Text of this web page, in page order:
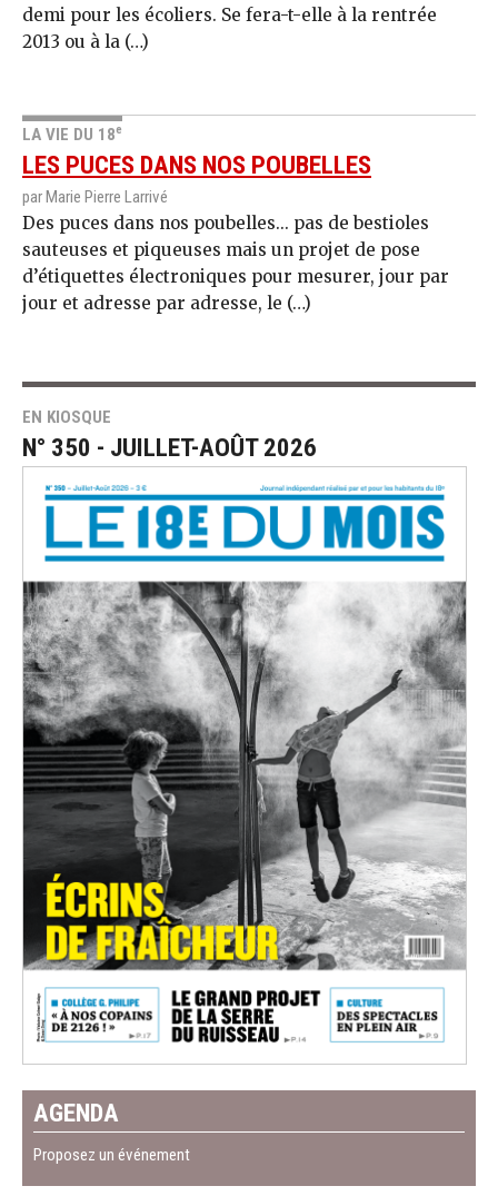
demi pour les écoliers. Se fera-t-elle à la rentrée
2013 ou à la (…)
LA VIE DU 18e
LES PUCES DANS NOS POUBELLES
par Marie Pierre Larrivé
Des puces dans nos poubelles... pas de bestioles
sauteuses et piqueuses mais un projet de pose
d’étiquettes électroniques pour mesurer, jour par
jour et adresse par adresse, le (…)
EN KIOSQUE
N° 350 - JUILLET-AOÛT 2026
AGENDA
Proposez un événement